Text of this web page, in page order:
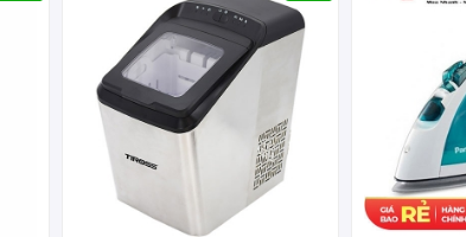
mặt kính cường lực dày 8mm, vát 4 cạnh, chịu lực cao